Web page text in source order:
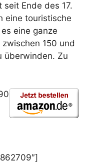
Ende des 17.
eine touristische
eine ganze
150 und
überwinden. Zu